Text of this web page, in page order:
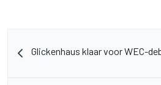
Glickenhaus klaar voor WEC-